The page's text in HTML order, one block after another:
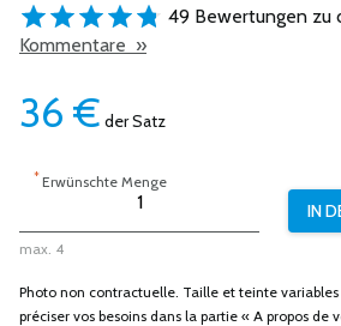
49 Bewertungen zu
Kommentare »
36 € der Satz
*Erwünschte Menge
max. 4
Photo non contractuelle. Taille et teinte variables
préciser vos besoins dans la partie « A propos